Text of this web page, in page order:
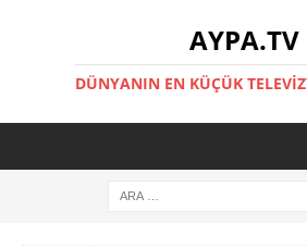
AYPA.TV
DÜNYANIN EN KÜÇÜK